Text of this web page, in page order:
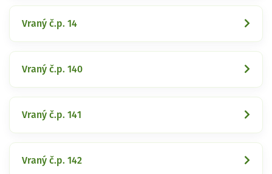
Vraný č.p. 14
Vraný č.p. 140
Vraný č.p. 141
Vraný č.p. 142